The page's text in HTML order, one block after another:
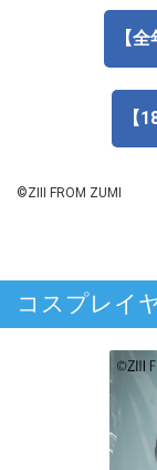
【
【
©ZIII FROM ZUMI
コスプレイ